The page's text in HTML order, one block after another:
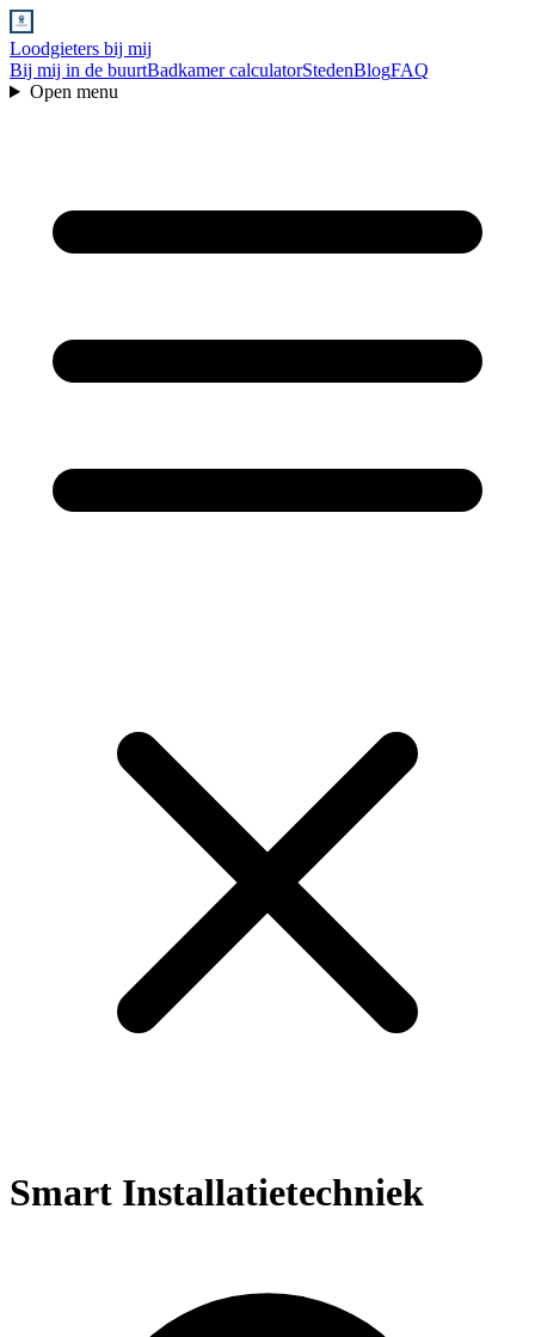
Loodgieters bij mij
Bij mij in de buurtBadkamer calculatorStedenBlogFAQ
Open menu
Smart Installatietechniek